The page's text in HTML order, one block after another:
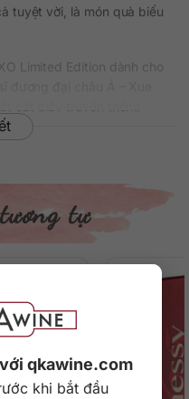
qkawine.com
khi bắt đầu
tuyệt vời, là món quà biếu
Limited Edition dành cho
“Mã đáo thành công”
rượu tạo nên khung cảnh
cho bàn tiệc.
tự